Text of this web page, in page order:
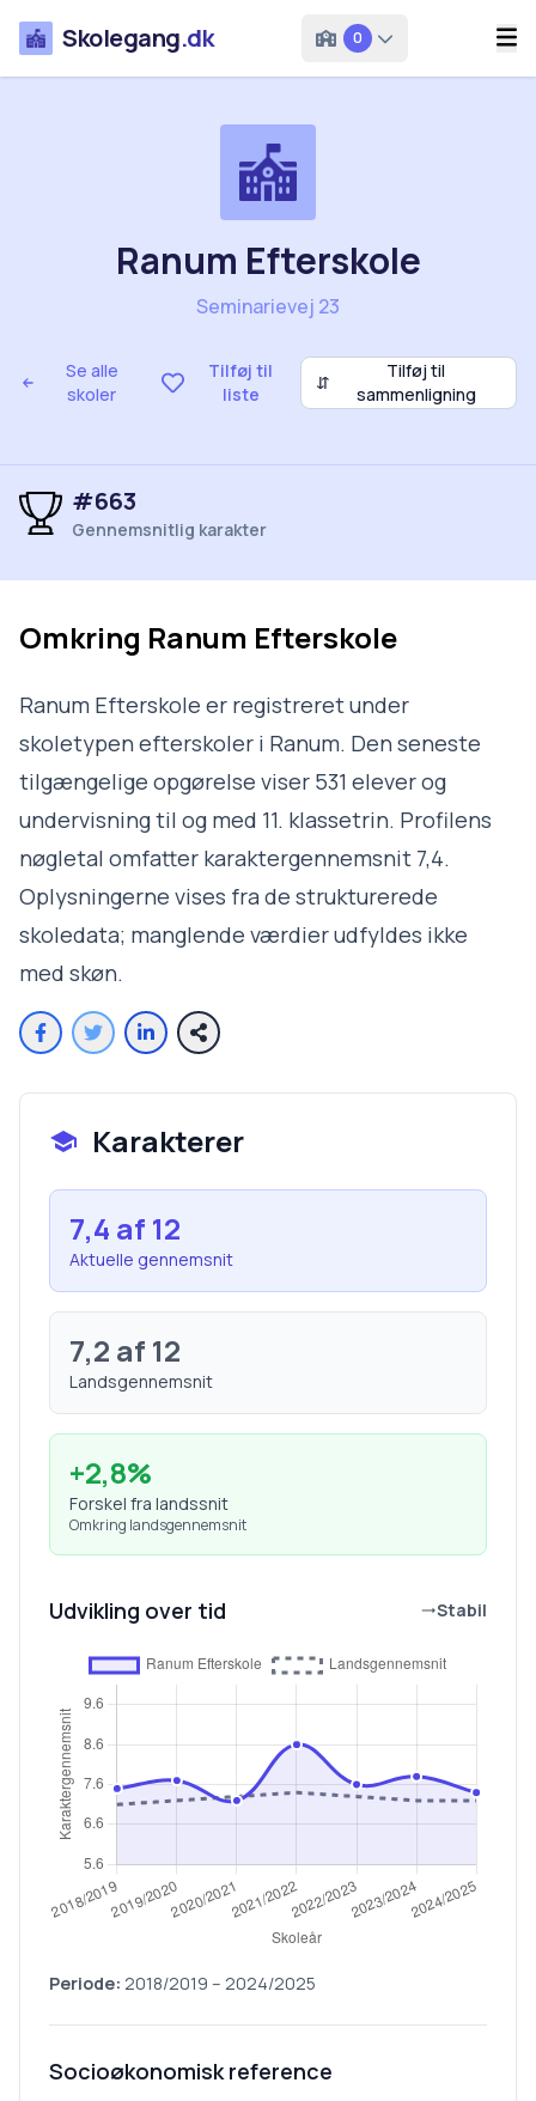
Skolegang.dk 0
Se alle
skoler
Tilføj til
liste
⇵
Tilføj til
sammenligning
Ranum Efterskole
Seminarievej 23
#663
Gennemsnitlig karakter
Omkring Ranum Efterskole
Ranum Efterskole er registreret under
skoletypen efterskoler i Ranum. Den seneste
tilgængelige opgørelse viser 531 elever og
undervisning til og med 11. klassetrin. Profilens
nøgletal omfatter karaktergennemsnit 7,4.
Oplysningerne vises fra de strukturerede
skoledata; manglende værdier udfyldes ikke
med skøn.
Karakterer
7,4 af 12
Aktuelle gennemsnit
7,2 af 12
Landsgennemsnit
+2,8%
Forskel fra landssnit
Omkring landsgennemsnit
Udvikling over tid Stabil
Periode: 2018/2019 – 2024/2025
Socioøkonomisk reference